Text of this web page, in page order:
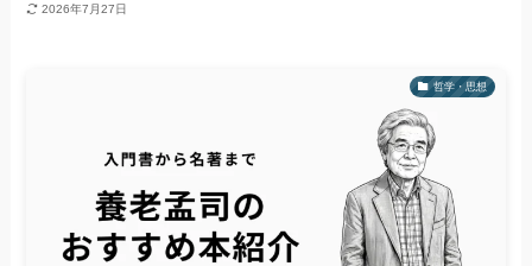
2026年7月27日
哲学・思想